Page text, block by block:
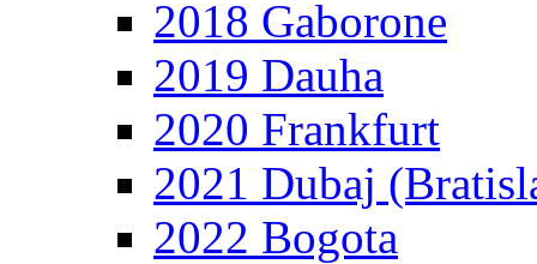
2018 Gaborone
2019 Dauha
2020 Frankfurt
2021 Dubaj
2022 Bogota